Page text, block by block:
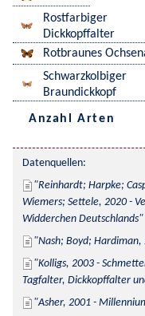
Rostfarbiger
Dickkopffalter
Rotbraunes
Schwarzkolbiger
Braundickkopf
Anzahl Arten
Datenquellen:
Reinhardt; Harpke;
Wiemers; Settele, 2020 -
Widderchen Deutschlands
Nash; Boyd;
Kolligs, 2003 -
Tagfalter, Dickkopffalter
Asher, 2001 -